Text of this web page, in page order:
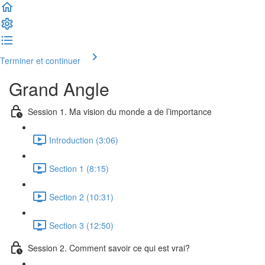
Terminer et continuer
Grand Angle
Session 1. Ma vision du monde a de l’importance
Introduction (3:06)
Section 1 (8:15)
Section 2 (10:31)
Section 3 (12:50)
Session 2. Comment savoir ce qui est vrai?